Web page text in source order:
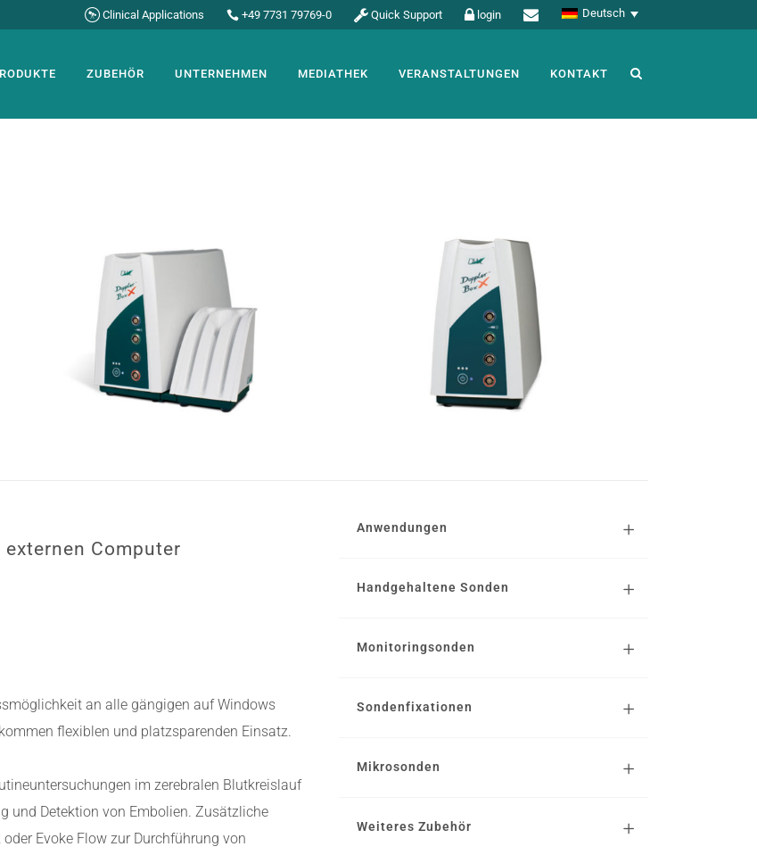
Clinical Applications +49 7731 79769-0 Quick Support login Deutsch
ZUBEHÖR UNTERNEHMEN MEDIATHEK VERANSTALTUNGEN KONTAKT
Computer
an alle gängigen auf Windows
flexiblen und platzsparenden Einsatz.
im zerebralen Blutkreislauf
und Detektion von Embolien. Zusätzliche
oder Evoke Flow zur Durchführung von
Anwendungen
Handgehaltene Sonden
Monitoringsonden
Sondenfixationen
Mikrosonden
Weiteres Zubehör